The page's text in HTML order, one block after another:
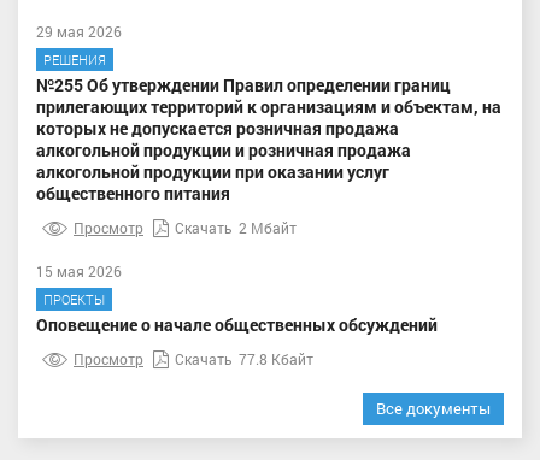
29 мая 2026
РЕШЕНИЯ
№255 Об утверждении Правил определении границ
прилегающих территорий к организациям и объектам, на
которых не допускается розничная продажа
алкогольной продукции и розничная продажа
алкогольной продукции при оказании услуг
общественного питания
Просмотр Скачать 2 Мбайт
15 мая 2026
ПРОЕКТЫ
Оповещение о начале общественных обсуждений
Просмотр Скачать 77.8 Кбайт
Все документы